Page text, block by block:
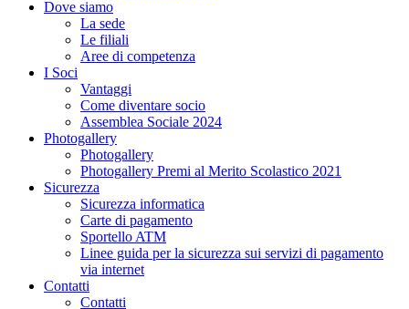
Dove siamo
La sede
Le filiali
Aree di competenza
I Soci
Vantaggi
Come diventare socio
Assemblea Sociale 2024
Photogallery
Photogallery
Photogallery Premi al Merito Scolastico 2021
Sicurezza
Sicurezza informatica
Carte di pagamento
Sportello ATM
Linee guida per la sicurezza sui servizi di pagamento
via internet
Contatti
Contatti